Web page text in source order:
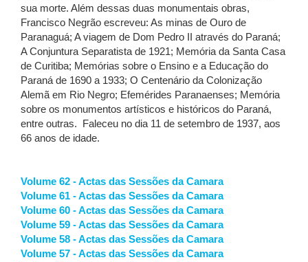
sua morte. Além dessas duas monumentais obras,
Francisco Negrão escreveu: As minas de Ouro de
Paranaguá; A viagem de Dom Pedro II através do Paraná;
A Conjuntura Separatista de 1921; Memória da Santa Casa
de Curitiba; Memórias sobre o Ensino e a Educação do
Paraná de 1690 a 1933; O Centenário da Colonização
Alemã em Rio Negro; Efemérides Paranaenses; Memória
sobre os monumentos artísticos e históricos do Paraná,
entre outras. Faleceu no dia 11 de setembro de 1937, aos
66 anos de idade.
Volume 62 - Actas das Sessões da Camara
Volume 61 - Actas das Sessões da Camara
Volume 60 - Actas das Sessões da Camara
Volume 59 - Actas das Sessões da Camara
Volume 58 - Actas das Sessões da Camara
Volume 57 - Actas das Sessões da Camara